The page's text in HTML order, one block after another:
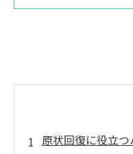
原状回復に役立